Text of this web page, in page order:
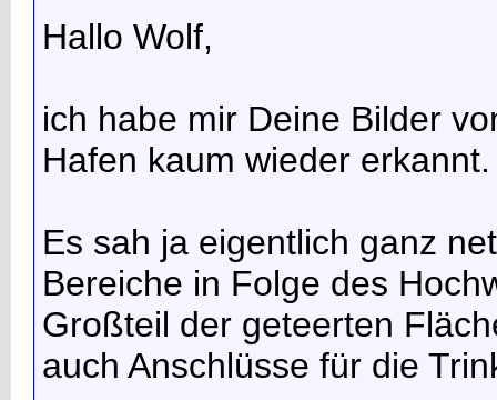
Hallo Wolf,
ich habe mir Deine Bilder
Hafen kaum wieder erkannt.
Es sah ja eigentlich ganz
Bereiche in Folge des
Großteil der geteerten
auch Anschlüsse für die